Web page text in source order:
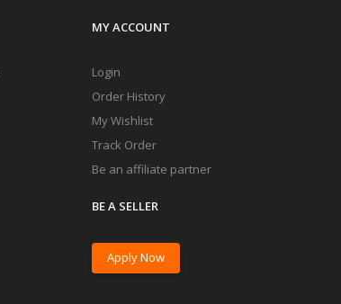
MY ACCOUNT
Login
Order History
My Wishlist
Track Order
Be an affiliate partner
BE A SELLER
Apply Now